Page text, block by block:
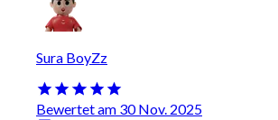
Sura BoyZz
Bewertet am 30 Nov. 2025